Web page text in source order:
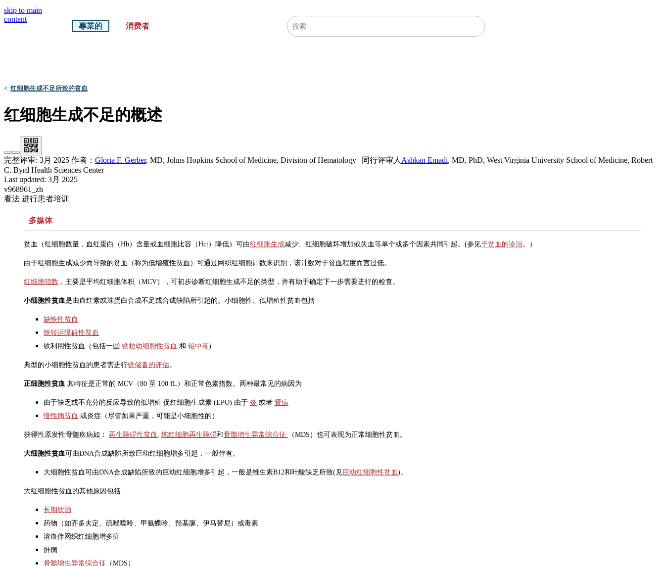
skip to main
content
專業的
消费者
< 红细胞生成不足所致的贫血
红细胞生成不足的概述
完整评审: 3月 2025 作者： Gloria F. Gerber, MD, Johns Hopkins School of Medicine, Division of Hematology | 同行评审人 Ashkan Emadi, MD, PhD, West Virginia University School of Medicine, Robert
C. Byrd Health Sciences Center
Last updated: 3月 2025
v968961_zh
看法 进行患者培训
多媒体
贫血（红细胞数量，血红蛋白（Hb）含量或血细胞比容（Hct）降低）可由红细胞生成减少、红细胞破坏增加或失血等单个或多个因素共同引起。(参见于贫血的诊治。）
由于红细胞生成减少而导致的贫血（称为低增殖性贫血）可通过网织红细胞计数来识别，该计数对于贫血程度而言过低。
红细胞指数 ，主要是平均红细胞体积（MCV），可初步诊断红细胞生成不足的类型，并有助于确定下一步需要进行的检查。
小细胞性贫血是由血红素或珠蛋白合成不足或合成缺陷所引起的。小细胞性、低增殖性贫血包括
缺铁性贫血
铁转运障碍性贫血
铁利用性贫血（包括一些 铁粒幼细胞性贫血 和 铅中毒)
典型的小细胞性贫血的患者需进行铁储备的评估。
正细胞性贫血 其特征是正常的 MCV（80 至 100 fL）和正常色素指数。两种最常见的病因为
由于缺乏或不充分的反应导致的低增殖 促红细胞生成素 (EPO) 由于 炎 或者 肾病
慢性病贫血 或炎症（尽管如果严重，可能是小细胞性的）
获得性原发性骨髓疾病如： 再生障碍性贫血 , 纯红细胞再生障碍和骨髓增生异常综合征 （MDS）也可表现为正常细胞性贫血。
大细胞性贫血可由DNA合成缺陷所致巨幼红细胞增多引起，一般伴有。
大细胞性贫血可由DNA合成缺陷所致的巨幼红细胞增多引起，一般是维生素B12和叶酸缺乏所致(见巨幼红细胞性贫血)。
大红细胞性贫血的其他原因包括
长期饮酒
药物（如齐多夫定、硫唑嘌呤、甲氨蝶呤、羟基脲、伊马替尼）或毒素
溶血伴网织红细胞增多症
肝病
骨髓增生异常综合征 （MDS）